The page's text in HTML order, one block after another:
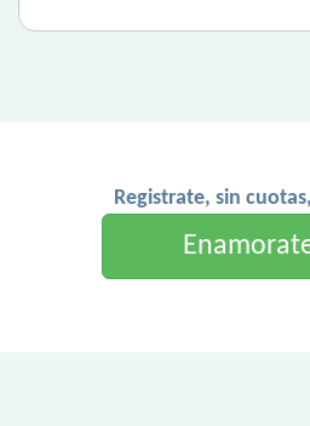
Registrate, sin